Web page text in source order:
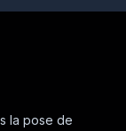
la pose de